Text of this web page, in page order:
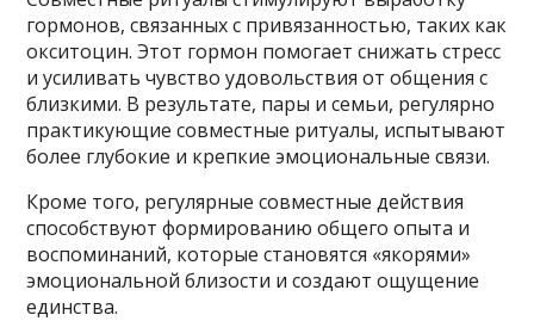
гормонов, связанных с привязанностью, таких как
окситоцин. Этот гормон помогает снижать стресс
и усиливать чувство удовольствия от общения с
близкими. В результате, пары и семьи, регулярно
практикующие совместные ритуалы, испытывают
более глубокие и крепкие эмоциональные связи.
Кроме того, регулярные совместные действия
способствуют формированию общего опыта и
воспоминаний, которые становятся «якорями»
эмоциональной близости и создают ощущение
единства.